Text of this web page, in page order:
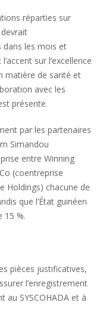
réparties sur
dans les mois et
sur l’excellence
matière de santé et
avec les
présente.
par les partenaires
Simandou
entre Winning
(coentreprise
Holdings) chacune de
que l’État guinéen
15 %.
pièces justificatives,
l’enregistrement
SYSCOHADA et à